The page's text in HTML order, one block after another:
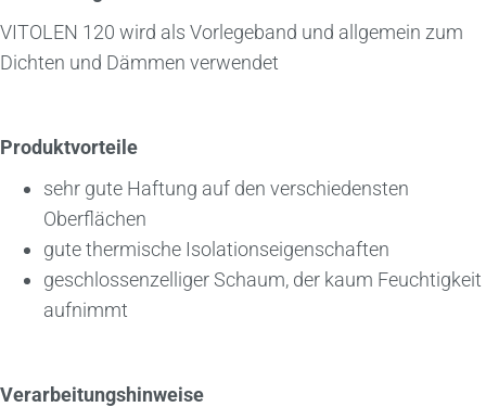
VITOLEN 120 wird als Vorlegeband und allgemein zum
Dichten und Dämmen verwendet
Produktvorteile
sehr gute Haftung auf den verschiedensten
Oberflächen
gute thermische Isolationseigenschaften
geschlossenzelliger Schaum, der kaum Feuchtigkeit
aufnimmt
Verarbeitungshinweise